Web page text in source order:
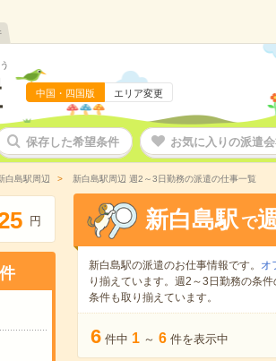
中国・四国版 エリア変更
保存した希望条件 お気に入りの派遣
白島駅周辺 新白島駅周辺 週2～3日勤務の派遣の仕事一覧
5 円 新白島駅 で
新白島駅の派遣のお仕事情報です。 オ
り揃えています。週2～3日勤務の条件
条件も取り揃えています。
6 件中 1 ～ 6 件を表示中